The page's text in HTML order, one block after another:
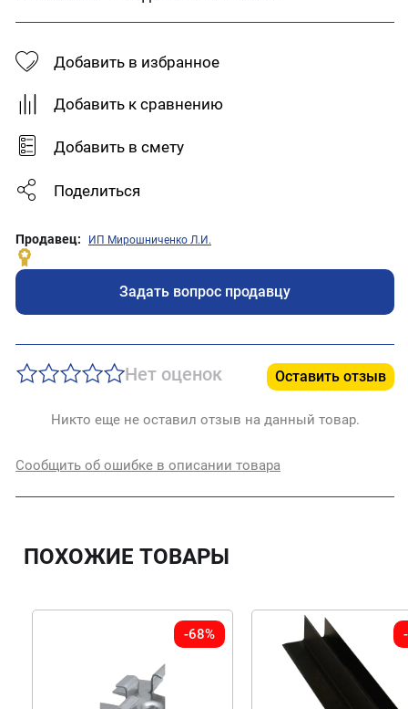
Добавить в избранное
Добавить к сравнению
Добавить в смету
Поделиться
Продавец: ИП Мирошниченко Л.И.
Задать вопрос продавцу
Нет оценок Оставить отзыв
Никто еще не оставил отзыв на данный товар.
Сообщить об ошибке в описании товара
ПОХОЖИЕ ТОВАРЫ
-68%